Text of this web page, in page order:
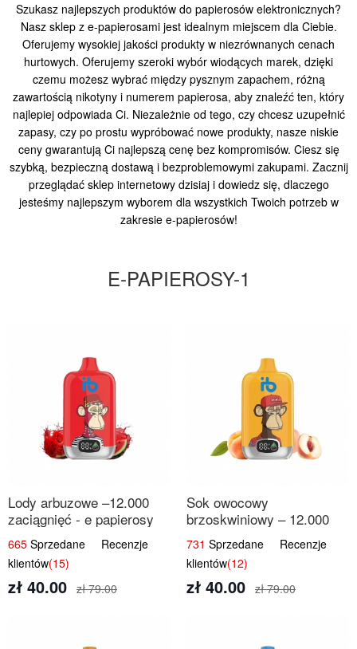
Szukasz najlepszych produktów do papierosów elektronicznych?
Nasz sklep z e-papierosami jest idealnym miejscem dla Ciebie.
Oferujemy wysokiej jakości produkty w niezrównanych cenach
hurtowych. Oferujemy szeroki wybór wiodących marek, dzięki
czemu możesz wybrać między pysznym zapachem, różną
zawartością nikotyny i numerem papierosa, aby znaleźć ten, który
najlepiej odpowiada Ci. Niezależnie od tego, czy chcesz uzupełnić
zapasy, czy po prostu wypróbować nowe produkty, nasze niskie
ceny gwarantują Ci najlepszą cenę bez kompromisów. Ciesz się
szybką, bezpieczną dostawą i bezproblemowymi zakupami. Zacznij
przeglądać sklep internetowy dzisiaj i dowiedz się, dlaczego
jesteśmy najlepszym wyborem dla wszystkich Twoich potrzeb w
zakresie e-papierosów!
E-PAPIEROSY-1
Lody arbuzowe –12.000
zaciągnięć - e papierosy
jednorazowe
665 Sprzedane Recenzje
klientów(15)
zł 40.00 zł 79.00
Sok owocowy
brzoskwiniowy – 12.000
zaciągnięć – e papierosy
jednorazowe
731 Sprzedane Recenzje
klientów(12)
zł 40.00 zł 79.00